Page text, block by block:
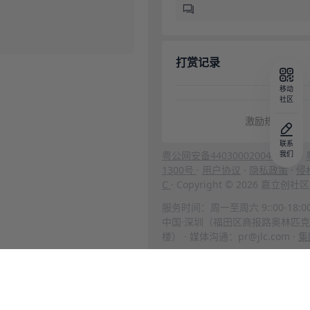
打赏记录
激励规则
粤公网安备44030002004666号
1300号
用户协议 隐私政策 · 侵
C
· Copyright © 2026 嘉立创社
服务时间：周一至周六 9::00-
中国·深圳（福田区商报路奥林匹
楼） · 媒体沟通：pr@jlc.com ·
移动
社区
联系
我们